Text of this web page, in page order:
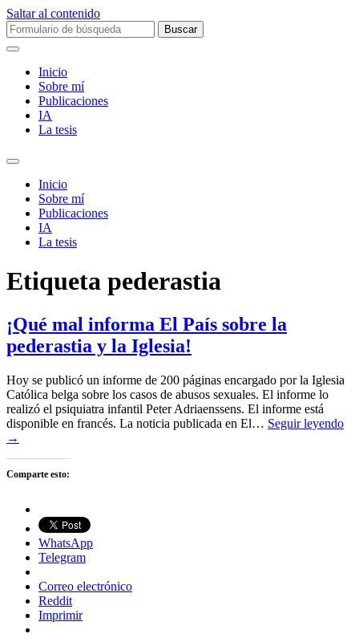
Saltar al contenido
Buscar:
Inicio
Sobre mí­
Publicaciones
IA
La tesis
Alternar
campo
búsqueda
Inicio
Sobre mí­
Publicaciones
IA
La tesis
Etiqueta pederastia
¡Qué mal informa El País sobre la
pederastia y la Iglesia!
Hoy se publicó un informe de 200 páginas encargado por la Iglesia
Católica belga sobre los casos de abusos sexuales. El informe lo
realizó el psiquiatra infantil Peter Adriaenssens. El informe está
disponible en francés. La noticia publicada en El… Seguir leyendo
→
Comparte esto:
WhatsApp
Telegram
Correo electrónico
Reddit
Imprimir